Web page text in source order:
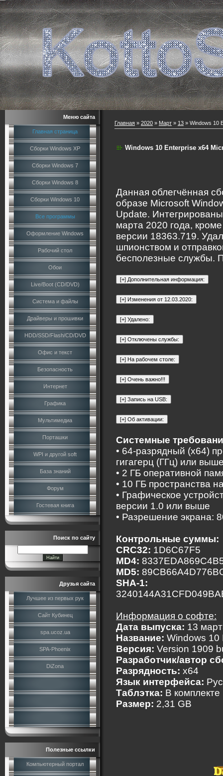
Меню сайта
Главная страница
Сборки Windows XP
Сборки Windows 7
Сборки Windows 8
Сборки Windows 10
Все программы
Оформление Windows
Рабочий стол
Обои
Live/Boot (CD/DVD)
Система и файлы
Драйверы и прошивки
HDD/SSD/Flash/CD/DVD
Офис и текст
Безопасность
Интернет
Графика
Мультимедиа
Порташки
WPI и другой soft
База знаний
Форум
Гостевая книга
Поиск по сайту
Друзья сайта
Лучшее из первых рук
Сайт Кубинец
spa.ucoz.ua
SPA-Phoenix
DiZona
Полезные ссылки
Компьютерный портал
Главная » 2020 » Март » 13 » Windows 10
Windows 10 Enterprise x64
Данная облегчённая
образе Microsoft
Update.
марта 2020 года,
версии 18363.719.
шпионством и
бесполезные службы.
Системные
• 64-разрядный (x64)
гигагерц (ГГц) или
• 2 ГБ оперативной
• 10 ГБ пространства
• Графическое
версии 1.0 или выше
• Разрешение экрана:
Контрольные суммы:
CRC32: 1D6C67F5
MD4:
MD5:
SHA-1:
Информация о софте:
Дата выпуска: 13
Название: Windows 10
Версия: Version 1909
Разработчик/автор
Разрядность: x64
Язык интерфейса:
Таблэтка: В комплекте
Размер: 2,31 GB